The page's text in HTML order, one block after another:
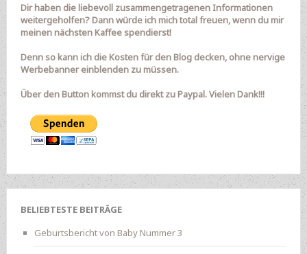
Dir haben die liebevoll zusammengetragenen Informationen
weitergeholfen? Dann würde ich mich total freuen, wenn du mir
meinen nächsten Kaffee spendierst!
Denn so kann ich die Kosten für den Blog decken, ohne nervige
Werbebanner einblenden zu müssen.
Über den Button kommst du direkt zu Paypal. Vielen Dank!!!
BELIEBTESTE BEITRÄGE
Geburtsbericht von Baby Nummer 3